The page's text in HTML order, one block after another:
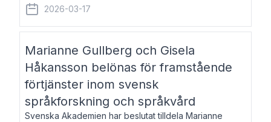
projektledare inom marknadsföring och författare och
utkom i fjol med boken Syndabocken.
2026-03-17
Marianne Gullberg och Gisela
Håkansson belönas för framstående
förtjänster inom svensk
språkforskning och språkvård
Svenska Akademien har beslutat tilldela Marianne